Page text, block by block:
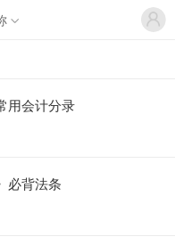
用会计分录
必背法条